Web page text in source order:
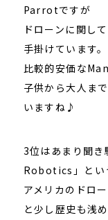
Parrotですが
ドローンに関し
手掛けています。
比較的安価な
子供から大人ま
いますね♪
3位はあまり聞き
Robotics」とい
アメリカのドロ
と少し歴史も浅